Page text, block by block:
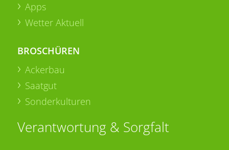
Apps
Wetter Aktuell
BROSCHÜREN
Ackerbau
Saatgut
Sonderkulturen
Verantwortung & Sorgfalt